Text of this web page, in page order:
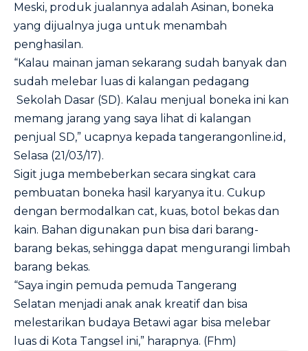
Meski, produk jualannya adalah Asinan, boneka
yang dijualnya juga untuk menambah
penghasilan.
“Kalau mainan jaman sekarang sudah banyak dan
sudah melebar luas di kalangan pedagang
Sekolah Dasar (SD). Kalau menjual boneka ini kan
memang jarang yang saya lihat di kalangan
penjual SD,” ucapnya kepada tangerangonline.id,
Selasa (21/03/17).
Sigit juga membeberkan secara singkat cara
pembuatan boneka hasil karyanya itu. Cukup
dengan bermodalkan cat, kuas, botol bekas dan
kain. Bahan digunakan pun bisa dari barang-
barang bekas, sehingga dapat mengurangi limbah
barang bekas.
“Saya ingin pemuda pemuda Tangerang
Selatan menjadi anak anak kreatif dan bisa
melestarikan budaya Betawi agar bisa melebar
luas di Kota Tangsel ini,” harapnya. (Fhm)